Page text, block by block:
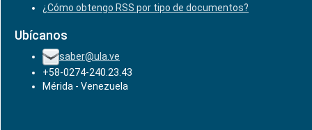
¿Cómo obtengo RSS por tipo de documentos?
Ubícanos
saber@ula.ve
+58-0274-240.23.43
Mérida - Venezuela